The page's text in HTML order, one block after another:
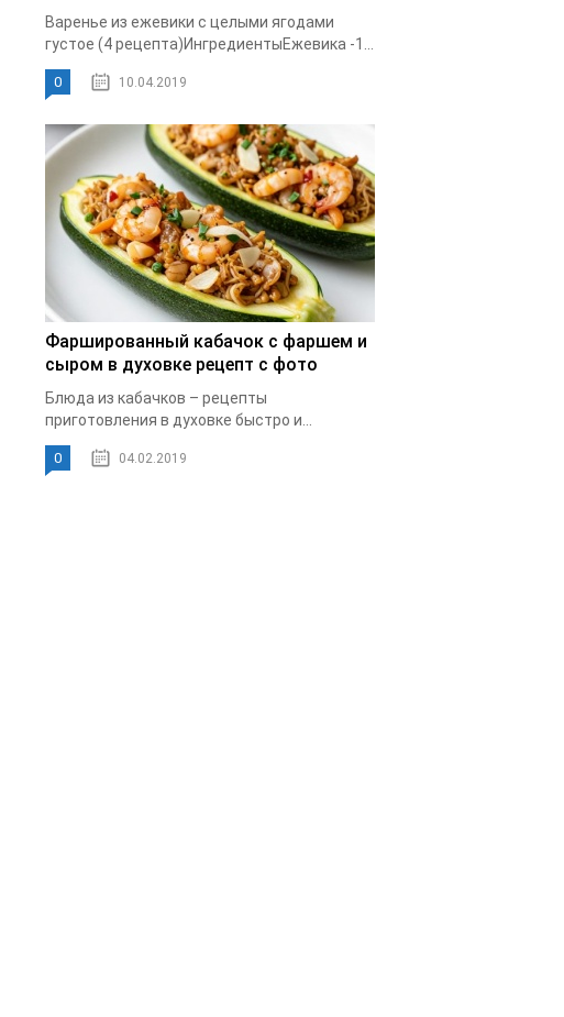
Варенье из ежевики с целыми ягодами
густое (4 рецепта)ИнгредиентыЕжевика -1...
0 10.04.2019
Фаршированный кабачок с фаршем и
сыром в духовке рецепт с фото
Блюда из кабачков – рецепты
приготовления в духовке быстро и...
0 04.02.2019